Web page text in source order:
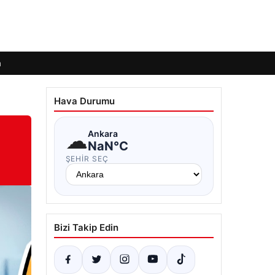
Hava Durumu
☁Ankara
NaN°C
ŞEHIR SEÇ
Bizi Takip Edin